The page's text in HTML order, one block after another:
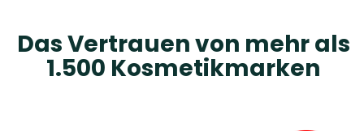
Das Vertrauen von mehr als
1.500 Kosmetikmarken